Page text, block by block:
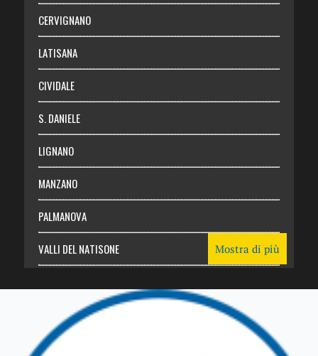
Abbonati
Login
CERVIGNANO
LATISANA
CIVIDALE
S. DANIELE
LIGNANO
MANZANO
PALMANOVA
VALLI DEL NATISONE
TRICESIMO
TARCENTO
Mostra di più